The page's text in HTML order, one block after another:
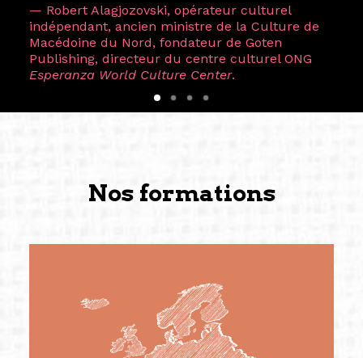
— Robert Alagjozovski, opérateur culturel
indépendant, ancien ministre de la Culture de
Macédoine du Nord, fondateur de Goten
Publishing, directeur du centre culturel ONG
Esperanza World Culture Center.
Nos formations